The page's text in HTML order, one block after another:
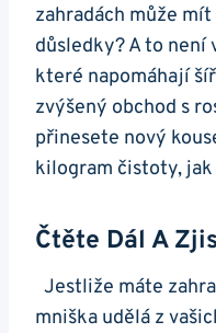
⁤zahradách může
důsledky? A to není
které napomáhají
zvýšený​ obchod s
přinesete nový
kilogram čistoty,
Čtěte Dál ‌a
Jestliže máte​
mniška udělá z‌